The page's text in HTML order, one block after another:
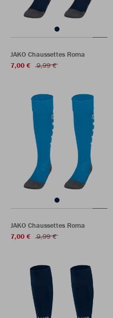
JAKO Chaussettes Roma
7,00 €
9,99 €
JAKO Chaussettes Roma
7,00 €
9,99 €